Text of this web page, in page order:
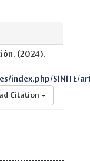
(2024).
index.php/SINITE/
Citation